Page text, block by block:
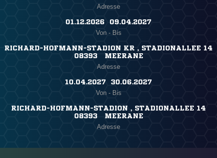
Adresse
01.12.2026 ​ 09.04.2027
Von - Bis
RICHARD-HOFMANN-STADION KR , STADIONALLEE 14
08393 MEERANE
Adresse
10.04.2027 ​ 30.06.2027
Von - Bis
RICHARD-HOFMANN-STADION , STADIONALLEE 14
08393 MEERANE
Adresse